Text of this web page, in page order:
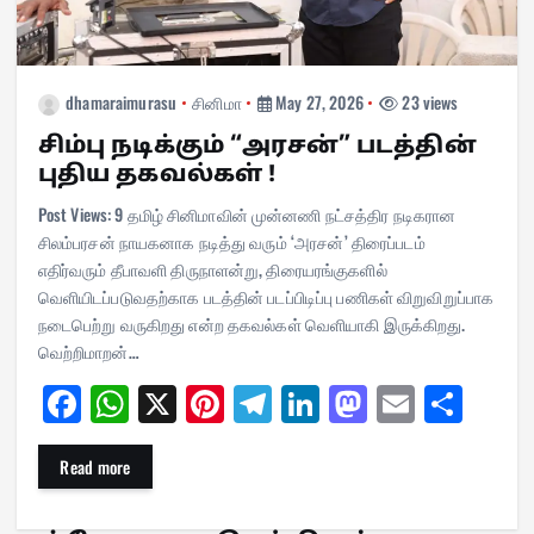
dhamaraimurasu சினிமா May 27, 2026 23 views
சிம்பு நடிக்கும் “அரசன்” படத்தின்
புதிய தகவல்கள் !
Post Views: 9 தமிழ் சினிமாவின் முன்னணி நட்சத்திர நடிகரான
சிலம்பரசன் நாயகனாக நடித்து வரும் ‘அரசன்’ திரைப்படம்
எதிர்வரும் தீபாவளி திருநாளன்று, திரையரங்குகளில்
வெளியிடப்படுவதற்காக படத்தின் படப்பிடிப்பு பணிகள் விறுவிறுப்பாக
நடைபெற்று வருகிறது என்ற தகவல்கள் வெளியாகி இருக்கிறது.
வெற்றிமாறன்…
Fa
ce
bo
ok
W
ha
ts
A
X Pi
nt
es
Te
le
a
Li
nk
In
M
as
do
E
m
Sh
Read more